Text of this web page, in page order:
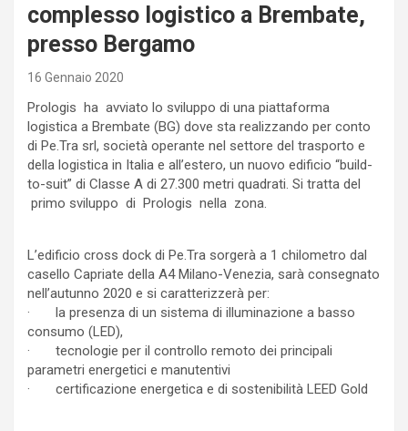
complesso logistico a Brembate,
presso Bergamo
16 Gennaio 2020
Prologis ha avviato lo sviluppo di una piattaforma
logistica a Brembate (BG) dove sta realizzando per conto
di Pe.Tra srl, società operante nel settore del trasporto e
della logistica in Italia e all’estero, un nuovo edificio “build-
to-suit” di Classe A di 27.300 metri quadrati. Si tratta del
primo sviluppo di Prologis nella zona.
L’edificio cross dock di Pe.Tra sorgerà a 1 chilometro dal
casello Capriate della A4 Milano-Venezia, sarà consegnato
nell’autunno 2020 e si caratterizzerà per:
· la presenza di un sistema di illuminazione a basso
consumo (LED),
· tecnologie per il controllo remoto dei principali
parametri energetici e manutentivi
· certificazione energetica e di sostenibilità LEED Gold